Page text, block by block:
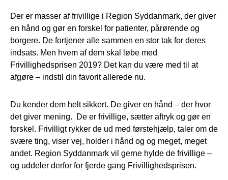
Der er masser af frivillige i Region Syddanmark, der giver
en hånd og gør en forskel for patienter, pårørende og
borgere. De fortjener alle sammen en stor tak for deres
indsats. Men hvem af dem skal løbe med
Frivillighedsprisen 2019? Det kan du være med til at
afgøre – indstil din favorit allerede nu.
Du kender dem helt sikkert. De giver en hånd – der hvor
det giver mening. De er frivillige, sætter aftryk og gør en
forskel. Frivilligt rykker de ud med førstehjælp, taler om de
svære ting, viser vej, holder i hånd og og meget, meget
andet. Region Syddanmark vil gerne hylde de frivillige –
og uddeler derfor for fjerde gang Frivillighedsprisen.